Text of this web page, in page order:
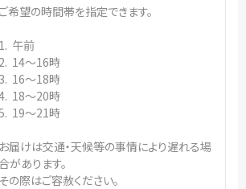
ご希望の時間帯を指定できます。
1. 午前
2. 14～16時
3. 16～18時
18～20時
19～21時
お届けは交通・天候等の事情により遅れる場
があります。
その際はご容赦ください。